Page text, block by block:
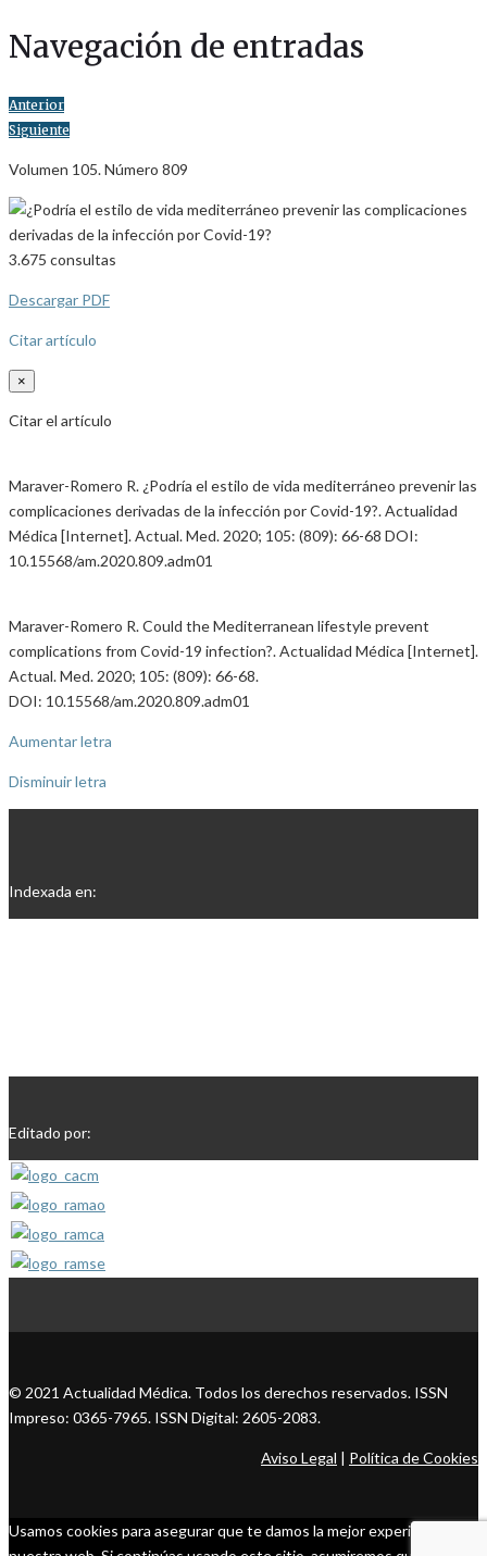
Navegación de entradas
Anterior
Siguiente
Volumen 105. Número 809
3.675 consultas
Descargar PDF
Citar artículo
×
Citar el artículo
Maraver-Romero R. ¿Podría el estilo de vida mediterráneo prevenir las
complicaciones derivadas de la infección por Covid-19?. Actualidad
Médica [Internet]. Actual. Med. 2020; 105: (809): 66-68 DOI:
10.15568/am.2020.809.adm01
Maraver-Romero R. Could the Mediterranean lifestyle prevent
complications from Covid-19 infection?. Actualidad Médica [Internet].
Actual. Med. 2020; 105: (809): 66-68.
DOI: 10.15568/am.2020.809.adm01
Aumentar letra
Disminuir letra
Indexada en:
Editado por:
© 2021 Actualidad Médica. Todos los derechos reservados. ISSN
Impreso: 0365-7965. ISSN Digital: 2605-2083.
Aviso Legal Política de Cookies
Usamos cookies para asegurar que te damos la mejor experiencia en